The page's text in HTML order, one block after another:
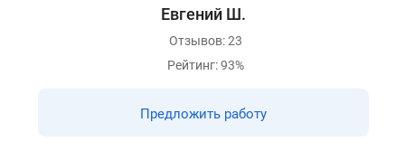
Евгений Ш.
Отзывов: 23
Рейтинг: 93%
Предложить работу